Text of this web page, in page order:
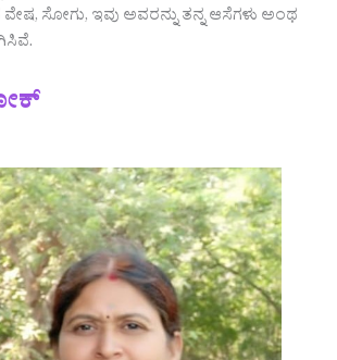
ವೇಷ, ಸೋಗು, ಇವು ಅವರನ್ನು ತನ್ನ ಆಸೆಗಳು ಅಂಥ